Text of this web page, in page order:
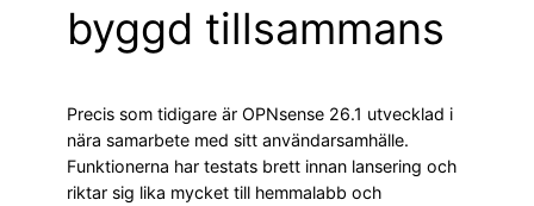
byggd tillsammans
Precis som tidigare är OPNsense 26.1 utvecklad i
nära samarbete med sitt användarsamhälle.
Funktionerna har testats brett innan lansering och
riktar sig lika mycket till hemmalabb och